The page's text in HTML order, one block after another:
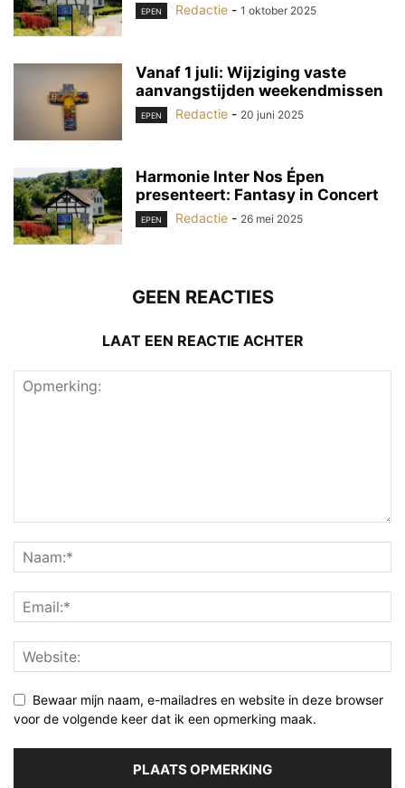
EPEN Redactie - 1 oktober 2025
Vanaf 1 juli: Wijziging vaste
aanvangstijden weekendmissen
EPEN Redactie - 20 juni 2025
Harmonie Inter Nos Épen
presenteert: Fantasy in Concert
EPEN Redactie - 26 mei 2025
GEEN REACTIES
LAAT EEN REACTIE ACHTER
Bewaar mijn naam, e-mailadres en website in deze browser
voor de volgende keer dat ik een opmerking maak.